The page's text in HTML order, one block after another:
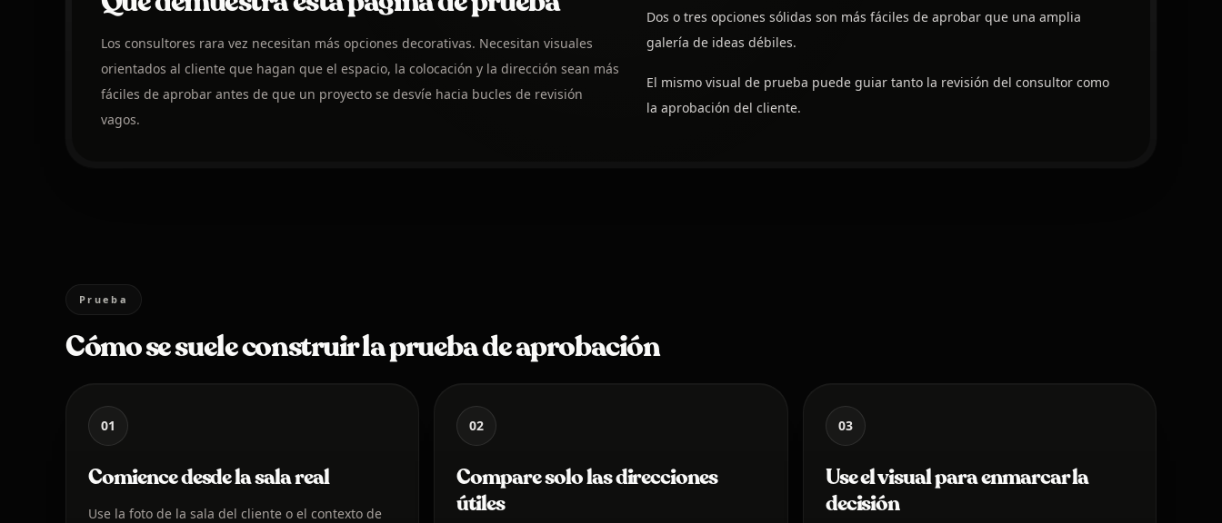
Los consultores rara vez necesitan más opciones decorativas. Necesitan visuales
orientados al cliente que hagan que el espacio, la colocación y la dirección sean más
fáciles de aprobar antes de que un proyecto se desvíe hacia bucles de revisión
vagos.
Dos o tres opciones sólidas son más fáciles de aprobar que una amplia
galería de ideas débiles.
El mismo visual de prueba puede guiar tanto la revisión del consultor como
la aprobación del cliente.
Prueba
Cómo se suele construir la prueba de aprobación
01
Comience desde la sala real
Use la foto de la sala del cliente o el contexto de
02
Compare solo las direcciones
útiles
03
Use el visual para enmarcar la
decisión